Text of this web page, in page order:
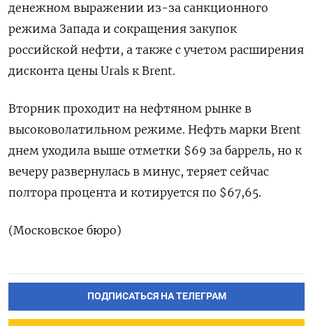
денежном выражении из-за санкционного
режима ‌Запада и сокращения закупок
российской нефти, а также с учетом расширения
дисконта цены Urals к Brent.
Вторник проходит на нефтяном рынке в ​
высоковолатильном режиме. Нефть марки Brent
днем уходила выше отметки $69 за баррель, но к
вечеру развернулась ‌в минус, теряет сейчас
полтора процента и котируется по $67,65.
(Московское бюро)
ПОДПИСАТЬСЯ НА ТЕЛЕГРАМ